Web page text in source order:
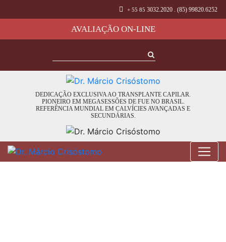
+ 55 85 3032.2020 . (85) 99820.6252
AVALIAÇÃO ON-LINE
DEDICAÇÃO EXCLUSIVA AO TRANSPLANTE CAPILAR.
PIONEIRO EM MEGASESSÕES DE FUE NO BRASIL.
REFERÊNCIA MUNDIAL EM CALVÍCIES AVANÇADAS E
SECUNDÁRIAS.